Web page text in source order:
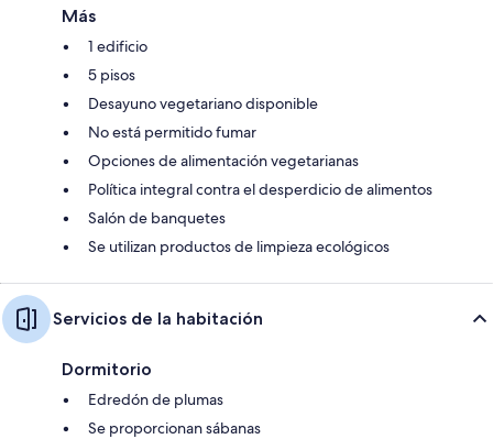
Más
1 edificio
5 pisos
Desayuno vegetariano disponible
No está permitido fumar
Opciones de alimentación vegetarianas
Política integral contra el desperdicio de alimentos
Salón de banquetes
Se utilizan productos de limpieza ecológicos
Servicios de la habitación
Dormitorio
Edredón de plumas
Se proporcionan sábanas